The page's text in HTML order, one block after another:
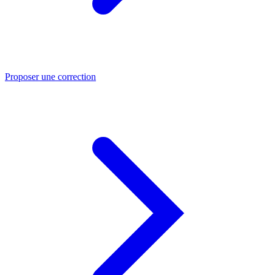
Proposer une correction